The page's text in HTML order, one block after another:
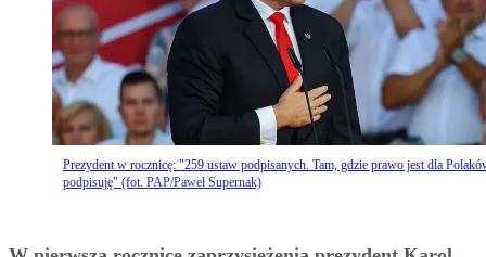
Prezydent w rocznicę: "259 ustaw podpisanych. Tam, gdzie prawo jest dla
podpisuję" (fot. PAP/Paweł Supernak)